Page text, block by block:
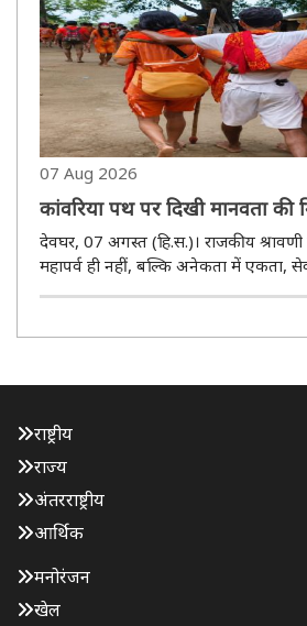
07 Aug 2026
कांवरिया पथ पर दिखी मानवता
बम को सहारा देकर मंदिर तक
देवघर, 07 अगस्त (हि.स.)। राजकीय
महापर्व ही नहीं, बल्कि अनेकता में एकता,
कांवरियों के ..
राष्ट्रीय
राज्य
अंतरराष्ट्रीय
आर्थिक
मनोरंजन
खेल